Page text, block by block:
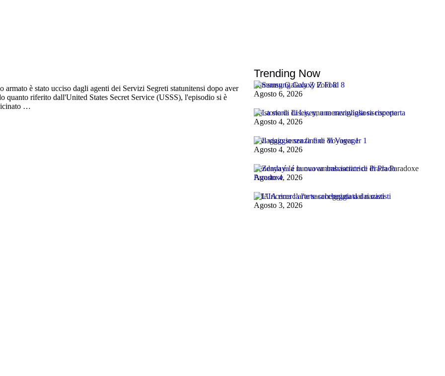
è stato ucciso dagli agenti dei Servizi Segreti statunitensi dopo aver
riferito dall'United States Secret Service (USSS), l'episodio si è
…
Trending Now
Samsung Galaxy Z Fold 8
Agosto 6, 2026
La storia di Lisey, una meravigliosa riscoperta
Agosto 4, 2026
Il viaggio senza fine di Voyager 1
Agosto 4, 2026
Zendaya é la nuova ambasciatrice di Prada Paradoxe
Agosto 4, 2026
L’IA ricerca l’arte saccheggiata dai nazisti
Agosto 3, 2026